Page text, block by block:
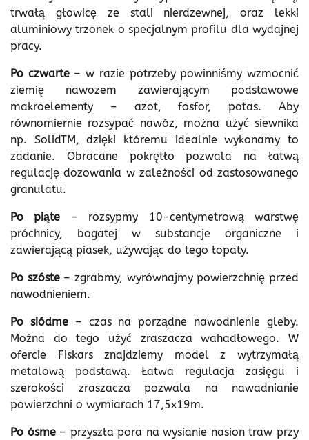
trwałą głowicę ze stali nierdzewnej, oraz lekki
aluminiowy trzonek o specjalnym profilu dla wydajnej
pracy.
Po czwarte– w razie potrzeby powinniśmy wzmocnić
ziemię nawozem zawierającym podstawowe
makroelementy – azot, fosfor, potas. Aby
równomiernie rozsypać nawóz, można użyć siewnika
np. SolidTM, dzięki któremu idealnie wykonamy to
zadanie. Obracane pokrętło pozwala na łatwą
regulację dozowania w zależności od zastosowanego
granulatu.
Po piąte – rozsypmy 10-centymetrową warstwę
próchnicy, bogatej w substancje organiczne i
zawierającą piasek, używając do tego łopaty.
Po szóste– zgrabmy, wyrównajmy powierzchnię przed
nawodnieniem.
Po siódme– czas na porządne nawodnienie gleby.
Można do tego użyć zraszacza wahadłowego. W
ofercie Fiskars znajdziemy model z wytrzymałą
metalową podstawą. Łatwa regulacja zasięgu i
szerokości zraszacza pozwala na nawadnianie
powierzchni o wymiarach 17,5x19m.
Po ósme– przyszła pora na wysianie nasion traw przy